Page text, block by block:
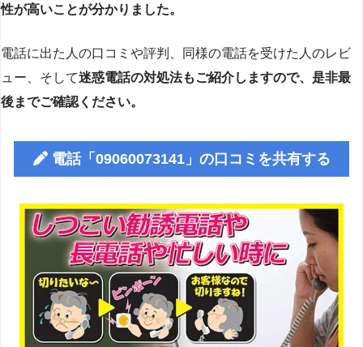
性が高いことが分かりました。
電話に出た人の口コミや評判、同様の電話を受けた人のレビ
ュー、そして迷惑電話の対処法もご紹介しますので、是非最
後までご確認ください。
電話「09060073141」の口コミを共有する